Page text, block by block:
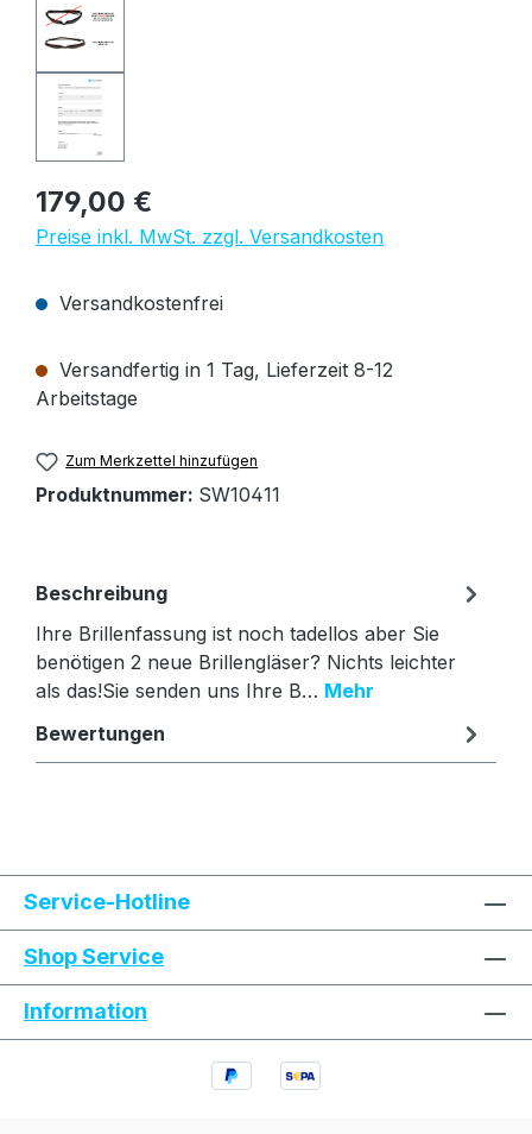
Regulärer Preis:
179,00 €
Preise inkl. MwSt. zzgl. Versandkosten
Versandkostenfrei
Versandfertig in 1 Tag, Lieferzeit 8-12
Arbeitstage
Zum Merkzettel hinzufügen
Produktnummer: SW10411
Beschreibung
Ihre Brillenfassung ist noch tadellos aber Sie
benötigen 2 neue Brillengläser? Nichts leichter
als das!Sie senden uns Ihre B… Mehr
Bewertungen
Service-Hotline
Shop Service
Information
Text vergrößern Hochkontrastmodus
Farben invertieren
Niedrige Sättigung